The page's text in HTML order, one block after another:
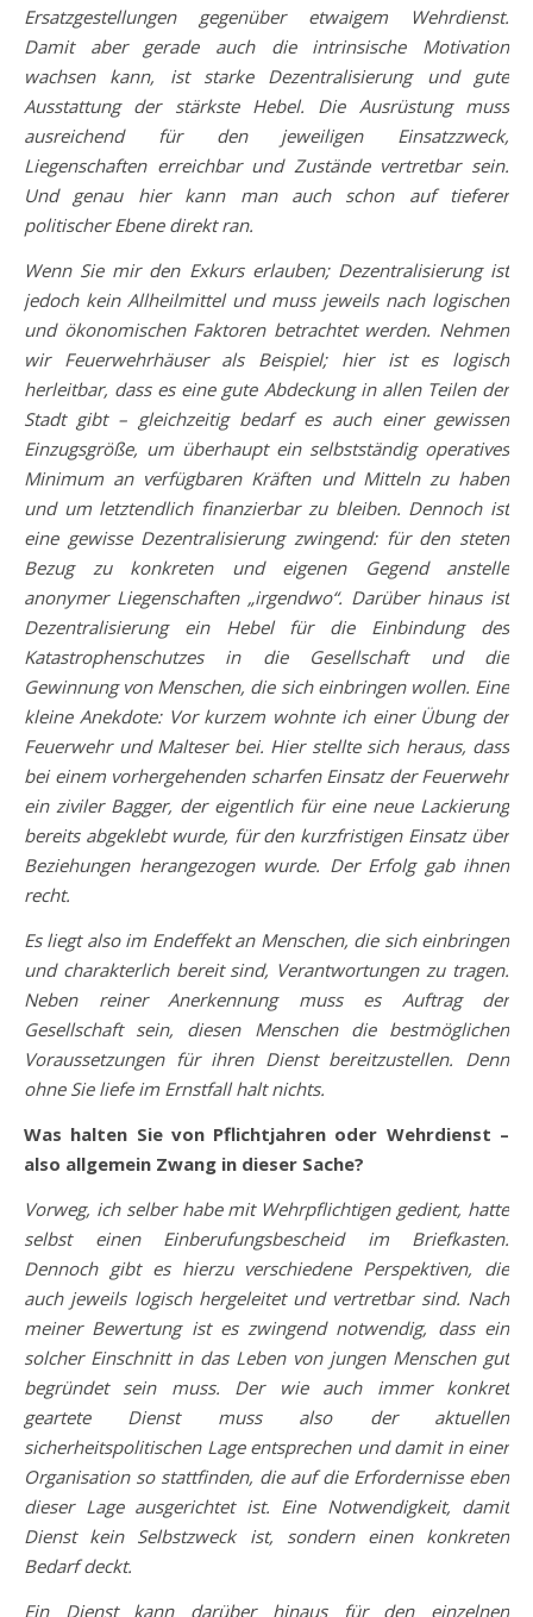
Ersatzgestellungen gegenüber etwaigem Wehrdienst.
Damit aber gerade auch die intrinsische Motivation
wachsen kann, ist starke Dezentralisierung und gute
Ausstattung der stärkste Hebel. Die Ausrüstung muss
ausreichend für den jeweiligen Einsatzzweck,
Liegenschaften erreichbar und Zustände vertretbar sein.
Und genau hier kann man auch schon auf tieferer
politischer Ebene direkt ran.
Wenn Sie mir den Exkurs erlauben; Dezentralisierung ist
jedoch kein Allheilmittel und muss jeweils nach logischen
und ökonomischen Faktoren betrachtet werden. Nehmen
wir Feuerwehrhäuser als Beispiel; hier ist es logisch
herleitbar, dass es eine gute Abdeckung in allen Teilen der
Stadt gibt – gleichzeitig bedarf es auch einer gewissen
Einzugsgröße, um überhaupt ein selbstständig operatives
Minimum an verfügbaren Kräften und Mitteln zu haben
und um letztendlich finanzierbar zu bleiben. Dennoch ist
eine gewisse Dezentralisierung zwingend: für den steten
Bezug zu konkreten und eigenen Gegend anstelle
anonymer Liegenschaften „irgendwo“. Darüber hinaus ist
Dezentralisierung ein Hebel für die Einbindung des
Katastrophenschutzes in die Gesellschaft und die
Gewinnung von Menschen, die sich einbringen wollen. Eine
kleine Anekdote: Vor kurzem wohnte ich einer Übung der
Feuerwehr und Malteser bei. Hier stellte sich heraus, dass
bei einem vorhergehenden scharfen Einsatz der Feuerwehr
ein ziviler Bagger, der eigentlich für eine neue Lackierung
bereits abgeklebt wurde, für den kurzfristigen Einsatz über
Beziehungen herangezogen wurde. Der Erfolg gab ihnen
recht.
Es liegt also im Endeffekt an Menschen, die sich einbringen
und charakterlich bereit sind, Verantwortungen zu tragen.
Neben reiner Anerkennung muss es Auftrag der
Gesellschaft sein, diesen Menschen die bestmöglichen
Voraussetzungen für ihren Dienst bereitzustellen. Denn
ohne Sie liefe im Ernstfall halt nichts.
Was halten Sie von Pflichtjahren oder Wehrdienst –
also allgemein Zwang in dieser Sache?
Vorweg, ich selber habe mit Wehrpflichtigen gedient, hatte
selbst einen Einberufungsbescheid im Briefkasten.
Dennoch gibt es hierzu verschiedene Perspektiven, die
auch jeweils logisch hergeleitet und vertretbar sind. Nach
meiner Bewertung ist es zwingend notwendig, dass ein
solcher Einschnitt in das Leben von jungen Menschen gut
begründet sein muss. Der wie auch immer konkret
geartete Dienst muss also der aktuellen
sicherheitspolitischen Lage entsprechen und damit in einer
Organisation so stattfinden, die auf die Erfordernisse eben
dieser Lage ausgerichtet ist. Eine Notwendigkeit, damit
Dienst kein Selbstzweck ist, sondern einen konkreten
Bedarf deckt.
Ein Dienst kann darüber hinaus für den einzelnen